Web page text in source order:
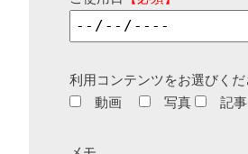
利用コンテンツをお選びくだ
動画
写真 記事